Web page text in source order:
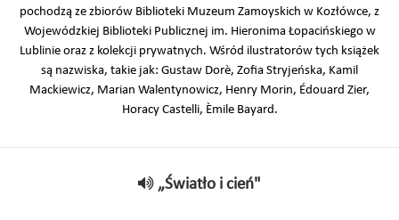
pochodzą ze zbiorów Biblioteki Muzeum Zamoyskich w Kozłówce, z
Wojewódzkiej Biblioteki Publicznej im. Hieronima Łopacińskiego w
Lublinie oraz z kolekcji prywatnych. Wśród ilustratorów tych książek
są nazwiska, takie jak: Gustaw Dorè, Zofia Stryjeńska, Kamil
Mackiewicz, Marian Walentynowicz, Henry Morin, Édouard Zier,
Horacy Castelli, Èmile Bayard.
„Światło i cień"